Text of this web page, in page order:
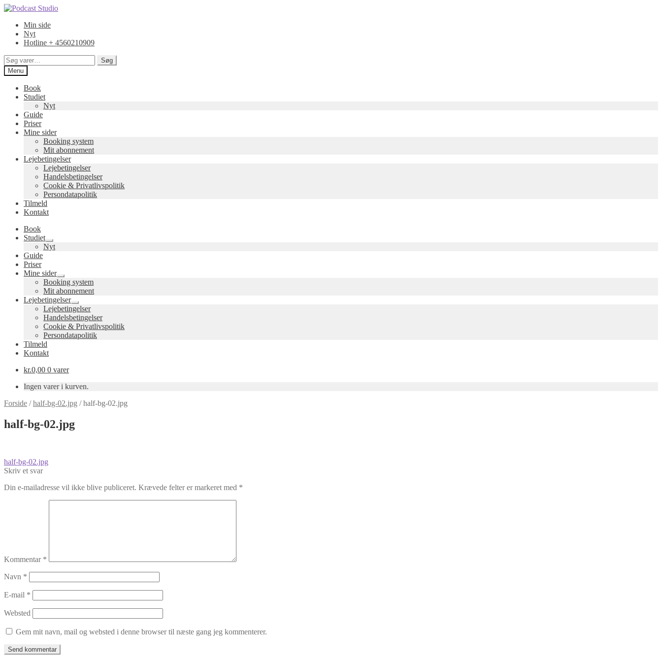
Spring
navigation
Spring
indholdMin side
Nyt
Hotline + 4560210909
Søg
efter:
Søg
Menu
Book
Studiet
Nyt
Guide
Priser
Mine sider
Booking system
Mit abonnement
Lejebetingelser
Lejebetingelser
Handelsbetingelser
Cookie & Privatlivspolitik
Persondatapolitik
Tilmeld
Kontakt
Book
Studiet
Udfold
undermenu
Nyt
Guide
Priser
Mine sider
Udfold
undermenu
Booking system
Mit abonnement
Lejebetingelser
Udfold
undermenu
Lejebetingelser
Handelsbetingelser
Cookie & Privatlivspolitik
Persondatapolitik
Tilmeld
Kontakt
kr.0,00 0 varer
Ingen varer i kurven.
Forside /half-bg-02.jpg /half-bg-02.jpg
half-bg-02.jpg
Indlægsnavigation
Forrige
indlæg:
half-bg-02.jpg
Skriv et svar
Din e-mailadresse vil ikke blive publiceret. Krævede felter er markeret med *
Kommentar *
Navn *
E-mail *
Websted
Gem mit navn, mail og websted i denne browser til næste gang jeg kommenterer.